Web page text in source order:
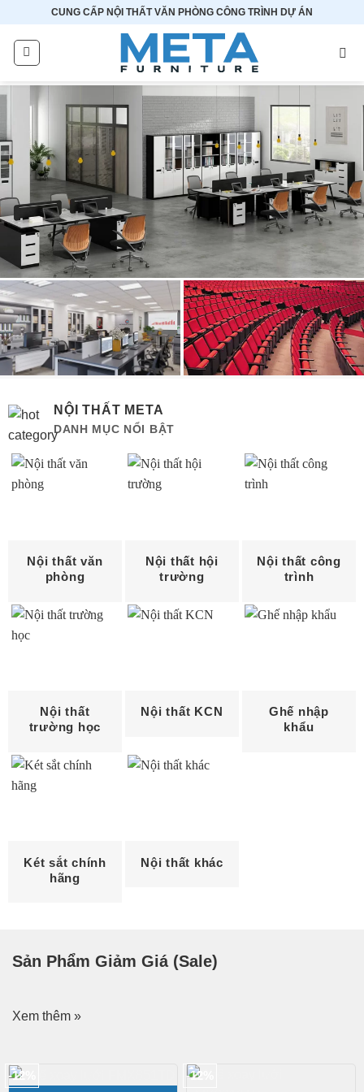
dung
CUNG CẤP NỘI THẤT VĂN PHÒNG CÔNG TRÌNH DỰ ÁN
NỘI THẤT META
DANH MỤC NỔI BẬT
Nội thất văn
phòng
Nội thất hội
trường
Nội thất công
trình
Nội thất
trường học
Nội thất KCN
Ghế nhập
khẩu
Két sắt chính
hãng
Nội thất khác
Sản Phẩm Giảm Giá (Sale)
Xem thêm »
-12% -12%